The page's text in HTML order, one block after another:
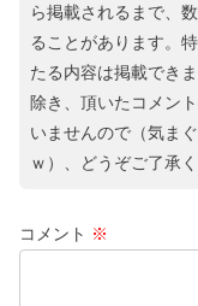
ら掲載されるまで、
ることがあります。
たる内容は掲載でき
除き、頂いたコメン
いませんので（気ま
ｗ）、どうぞご了承く
コメント ※